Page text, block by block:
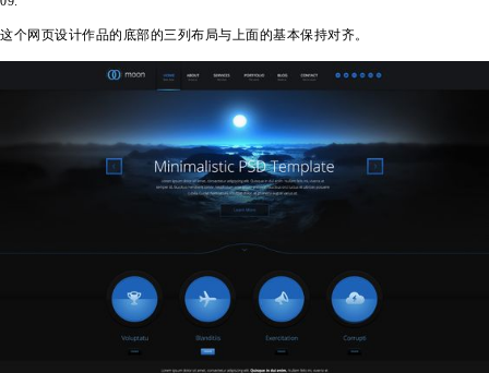
这个网页设计作品的底部的三列布局与上面的基本保持对齐。